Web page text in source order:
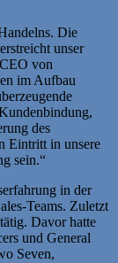
Die
unser
von
im Aufbau
des
Eintritt in unsere
sein.“
in der
Teams. Zuletzt
Davor hatte
und General
Seven,